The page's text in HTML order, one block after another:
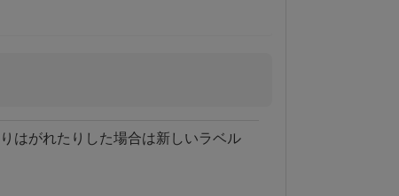
はがれたりした場合は新しいラベル